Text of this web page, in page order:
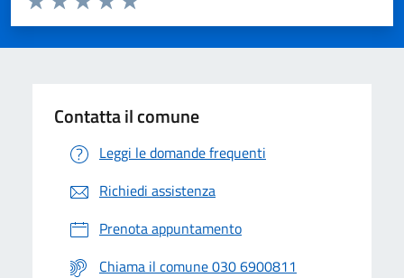
Valuta 5 stelle su 5
Valuta 4 stelle su 5
Valuta 3 stelle su 5
Valuta 2 stelle su 5
Valuta 1 stelle su 5
Contatta il comune
Leggi le domande frequenti
Richiedi assistenza
Prenota appuntamento
Chiama il comune 030 6900811